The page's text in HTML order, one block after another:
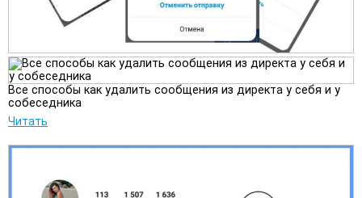
Все способы как удалить сообщения из директа у себя и у
собеседника
Читать